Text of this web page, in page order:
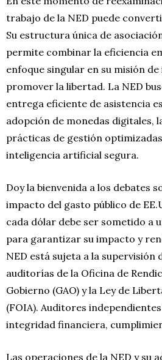
trabajo de la NED puede
Su estructura única de
permite combinar la eficiencia
enfoque singular en su misión
promover la libertad. La NED
entrega eficiente de asistencia
adopción de monedas digitales,
prácticas de gestión
inteligencia artificial segura.
Doy la bienvenida a los debates
impacto del gasto público de
cada dólar debe ser sometido a
para garantizar su impacto y
NED está sujeta a la supervisión
auditorías de la Oficina de
Gobierno (GAO) y la Ley de
(FOIA). Auditores
integridad financiera,
Las operaciones de la NED y su